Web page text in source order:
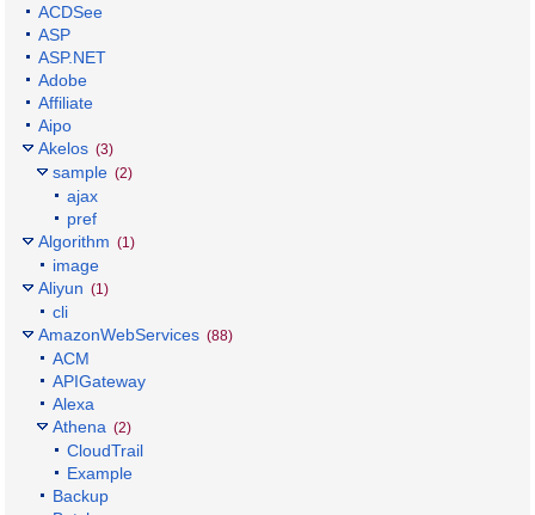
ACDSee
ASP
ASP.NET
Adobe
Affiliate
Aipo
Akelos (3)
sample (2)
ajax
pref
Algorithm (1)
image
Aliyun (1)
cli
AmazonWebServices (88)
ACM
APIGateway
Alexa
Athena (2)
CloudTrail
Example
Backup